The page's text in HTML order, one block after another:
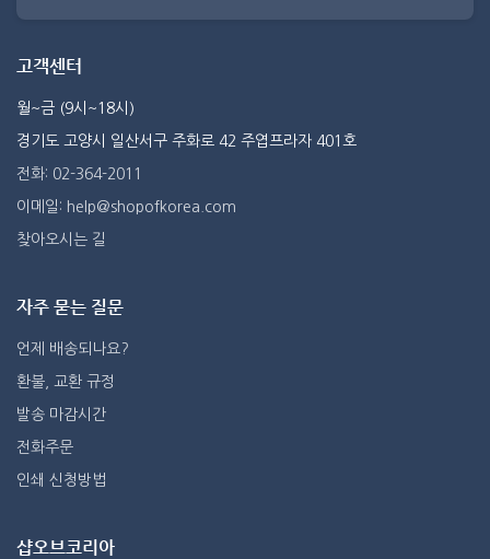
고객센터
월~금 (9시~18시)
경기도 고양시 일산서구 주화로 42 주엽프라자 401호
전화: 02-364-2011
이메일: help@shopofkorea.com
찾아오시는 길
자주 묻는 질문
언제 배송되나요?
환불, 교환 규정
발송 마감시간
전화주문
인쇄 신청방법
샵오브코리아